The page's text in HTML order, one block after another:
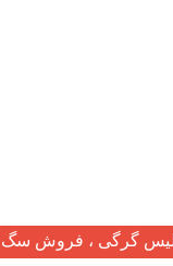
گرگی ، فروش سگ